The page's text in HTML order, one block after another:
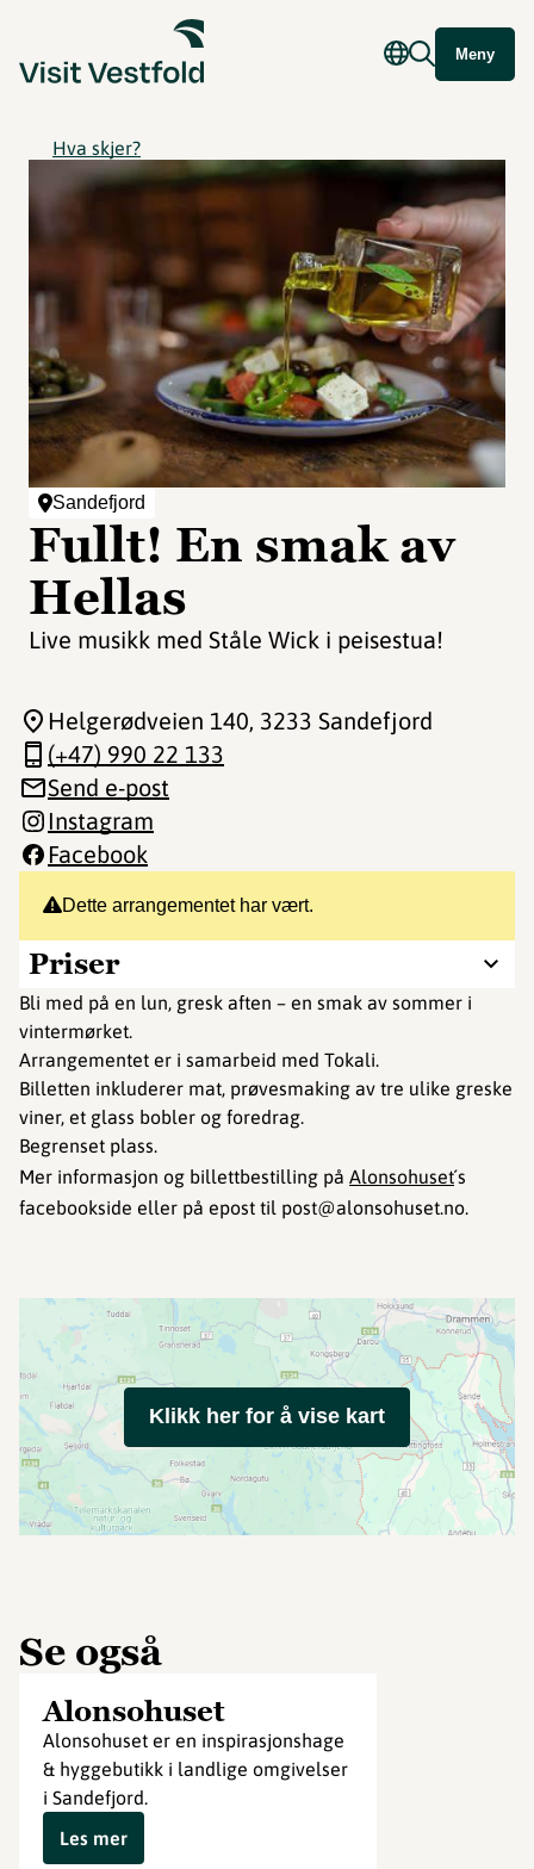
Meny
Hva skjer?
Sandefjord
Fullt! En smak av
Hellas
Live musikk med Ståle Wick i peisestua!
Dette arrangementet har vært.
Priser
Bli med på en lun, gresk aften – en smak av sommer i
vintermørket.
Arrangementet er i samarbeid med Tokali.
Billetten inkluderer mat, prøvesmaking av tre ulike greske
viner, et glass bobler og foredrag.
Begrenset plass.
Mer informasjon og billettbestilling på Alonsohuset´s
facebookside eller på epost til post@alonsohuset.no.
Helgerødveien 140, 3233 Sandefjord
(+47) 990 22 133
Send e-post
Instagram
Facebook
Klikk her for å vise kart
Se også
Alonsohuset
Alonsohuset er en inspirasjonshage
& hyggebutikk i landlige omgivelser
i Sandefjord.
Les mer